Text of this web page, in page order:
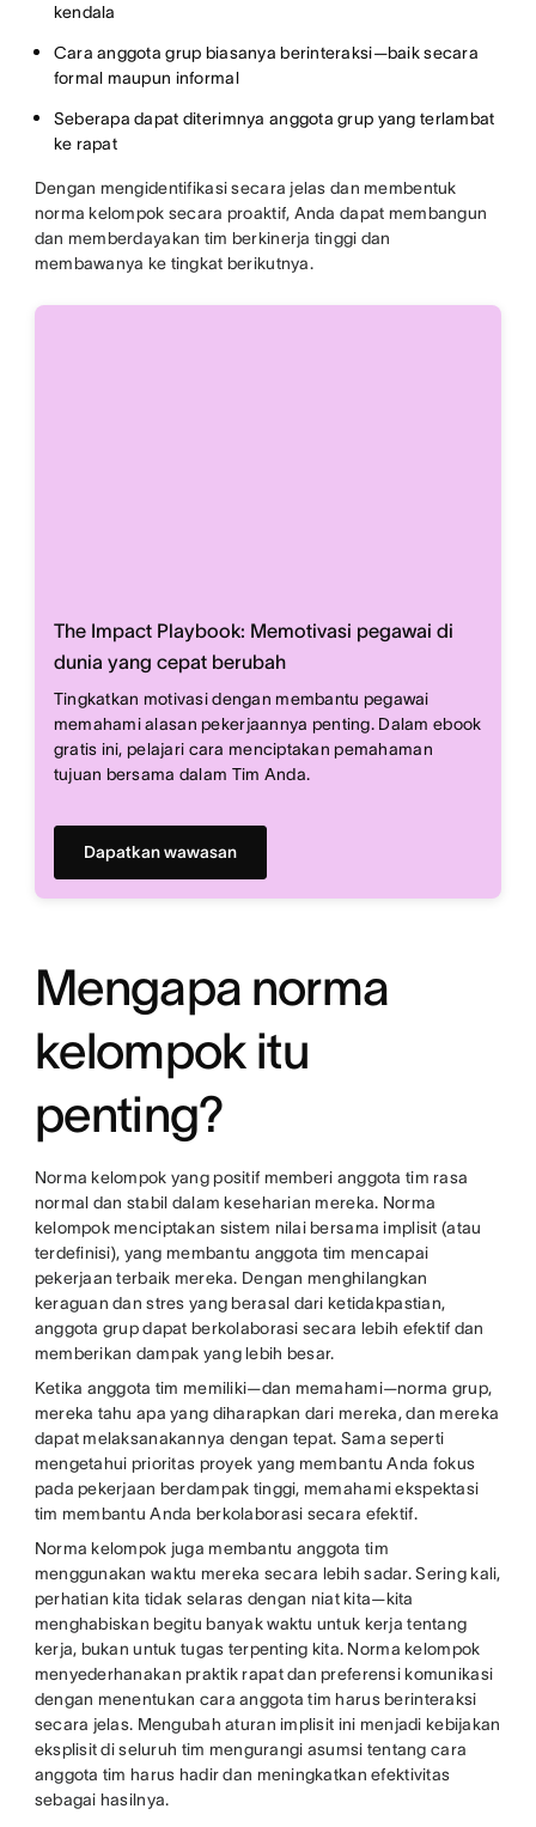
kendala
Cara anggota grup biasanya berinteraksi—baik secara
formal maupun informal
Seberapa dapat diterimnya anggota grup yang terlambat
ke rapat
Dengan mengidentifikasi secara jelas dan membentuk
norma kelompok secara proaktif, Anda dapat membangun
dan memberdayakan tim berkinerja tinggi dan
membawanya ke tingkat berikutnya.
The Impact Playbook: Memotivasi pegawai di
dunia yang cepat berubah
Tingkatkan motivasi dengan membantu pegawai
memahami alasan pekerjaannya penting. Dalam ebook
gratis ini, pelajari cara menciptakan pemahaman
tujuan bersama dalam Tim Anda.
Dapatkan wawasan
Mengapa norma
kelompok itu
penting?
Norma kelompok yang positif memberi anggota tim rasa
normal dan stabil dalam keseharian mereka. Norma
kelompok menciptakan sistem nilai bersama implisit (atau
terdefinisi), yang membantu anggota tim mencapai
pekerjaan terbaik mereka. Dengan menghilangkan
keraguan dan stres yang berasal dari ketidakpastian,
anggota grup dapat berkolaborasi secara lebih efektif dan
memberikan dampak yang lebih besar.
Ketika anggota tim memiliki—dan memahami—norma grup,
mereka tahu apa yang diharapkan dari mereka, dan mereka
dapat melaksanakannya dengan tepat. Sama seperti
mengetahui prioritas proyek yang membantu Anda fokus
pada pekerjaan berdampak tinggi, memahami ekspektasi
tim membantu Anda berkolaborasi secara efektif.
Norma kelompok juga membantu anggota tim
menggunakan waktu mereka secara lebih sadar. Sering kali,
perhatian kita tidak selaras dengan niat kita—kita
menghabiskan begitu banyak waktu untuk kerja tentang
kerja, bukan untuk tugas terpenting kita. Norma kelompok
menyederhanakan praktik rapat dan preferensi komunikasi
dengan menentukan cara anggota tim harus berinteraksi
secara jelas. Mengubah aturan implisit ini menjadi kebijakan
eksplisit di seluruh tim mengurangi asumsi tentang cara
anggota tim harus hadir dan meningkatkan efektivitas
sebagai hasilnya.